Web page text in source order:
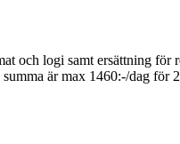
logi samt ersättning för
är max 1460:-/dag för